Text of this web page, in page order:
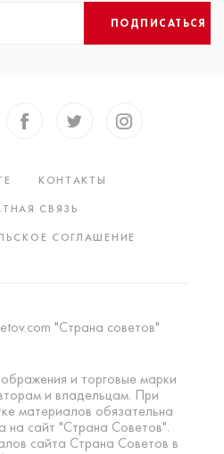
ПОДПИСАТЬСЯ
КОНТАКТЫ
СВЯЗЬ
СОГЛАШЕНИЕ
"Страна советов"
и торговые марки
и владельцам. При
материалов обязательна
на сайт "Страна Советов".
сайта Страна Советов в